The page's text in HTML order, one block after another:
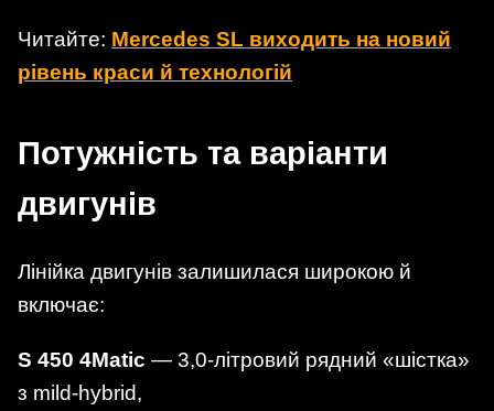
Читайте: Mercedes SL виходить на новий
рівень краси й технологій
Потужність та варіанти
двигунів
Лінійка двигунів залишилася широкою й
включає:
S 450 4Matic — 3,0-літровий рядний «шістка»
з mild-hybrid,